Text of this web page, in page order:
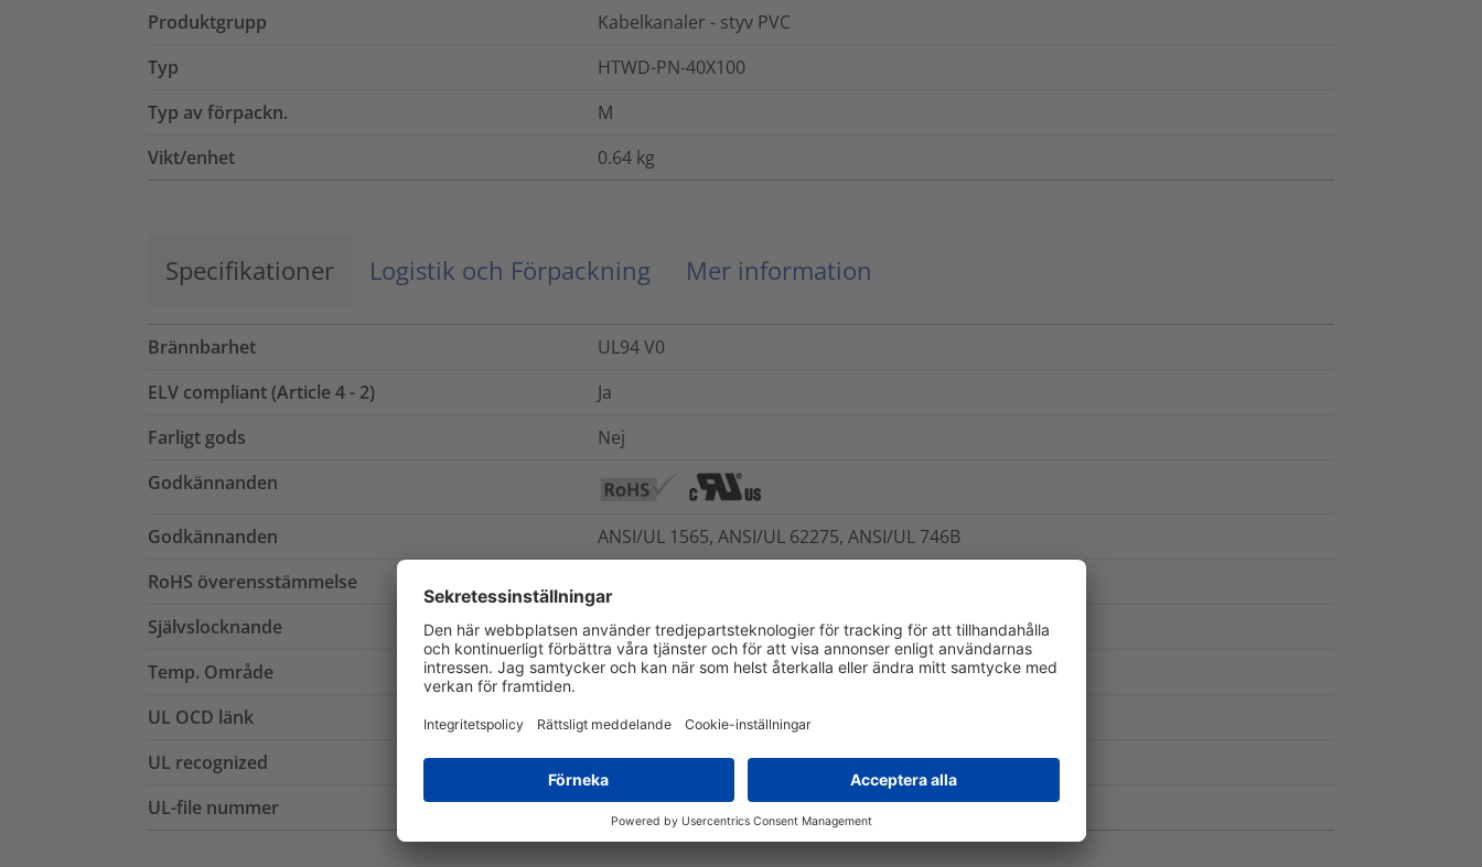
Produktgrupp
Kabelkanaler - styv PVC
Typ
HTWD-PN-40X100
Typ av förpackn.
M
Vikt/enhet
0.64 kg
Specifikationer Logistik och Förpackning Mer information
Brännbarhet
UL94 V0
ELV compliant (Article 4 - 2)
Ja
Farligt gods
Nej
Godkännanden
Godkännanden
ANSI/UL 1565, ANSI/UL 62275, ANSI/UL 746B
RoHS överensstämmelse
Självslocknande
Ja
Temp. Område
-5°C till +65°C
UL OCD länk
Länk
UL recognized
Ja
UL-file nummer
E357929